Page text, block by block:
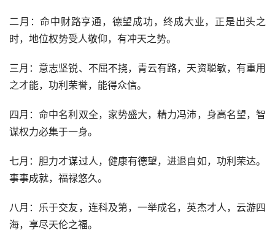
二月：命中财路亨通，德望成功，终成大业，正是出头之
时，地位权势受人敬仰，有冲天之势。
三月：意志坚锐、不屈不挠，青云有路，天资聪敏，有重用
之才能，功利荣誉，能得众信。
四月：命中名利双全，家势盛大，精力冯沛，身高名望，智
谋权力必集于一身。
七月：胆力才谋过人，健康有德望，进退自如，功利荣达。
事事成就，福禄悠久。
八月：乐于交友，连科及第，一举成名，英杰才人，云游四
海，享尽天伦之福。